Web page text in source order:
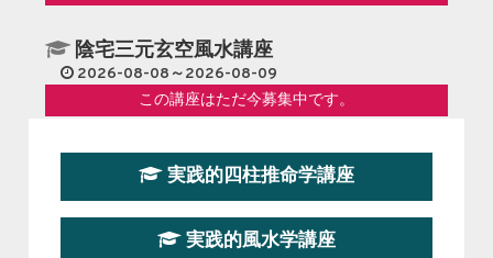
陰宅三元玄空風水講座
2026-08-08～2026-08-09
この講座はただ今募集中です。
第１９期立命塾『実践的易学講座』
2026-08-22～2026-10-25
実践的四柱推命学講座
実践的風水学講座